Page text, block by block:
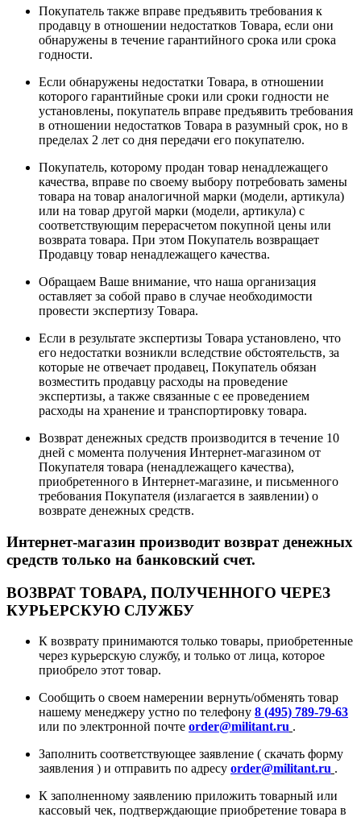
Покупатель также вправе предъявить требования к
продавцу в отношении недостатков Товара, если они
обнаружены в течение гарантийного срока или срока
годности.
Если обнаружены недостатки Товара, в отношении
которого гарантийные сроки или сроки годности не
установлены, покупатель вправе предъявить требования
в отношении недостатков Товара в разумный срок, но в
пределах 2 лет со дня передачи его покупателю.
Покупатель, которому продан товар ненадлежащего
качества, вправе по своему выбору потребовать замены
товара на товар аналогичной марки (модели, артикула)
или на товар другой марки (модели, артикула) с
соответствующим перерасчетом покупной цены или
возврата товара. При этом Покупатель возвращает
Продавцу товар ненадлежащего качества.
Обращаем Ваше внимание, что наша организация
оставляет за собой право в случае необходимости
провести экспертизу Товара.
Если в результате экспертизы Товара установлено, что
его недостатки возникли вследствие обстоятельств, за
которые не отвечает продавец, Покупатель обязан
возместить продавцу расходы на проведение
экспертизы, а также связанные с ее проведением
расходы на хранение и транспортировку товара.
Возврат денежных средств производится в течение 10
дней с момента получения Интернет-магазином от
Покупателя товара (ненадлежащего качества),
приобретенного в Интернет-магазине, и письменного
требования Покупателя (излагается в заявлении) о
возврате денежных средств.
Интернет-магазин производит возврат денежных
средств только на банковский счет.
ВОЗВРАТ ТОВАРА, ПОЛУЧЕННОГО ЧЕРЕЗ
КУРЬЕРСКУЮ СЛУЖБУ
К возврату принимаются только товары, приобретенные
через курьерскую службу, и только от лица, которое
приобрело этот товар.
Сообщить о своем намерении вернуть/обменять товар
нашему менеджеру устно по телефону 8 (495) 789-79-63
или по электронной почте order@militant.ru .
Заполнить соответствующее заявление ( скачать форму
заявления ) и отправить по адресу order@militant.ru .
К заполненному заявлению приложить товарный или
кассовый чек, подтверждающие приобретение товара в